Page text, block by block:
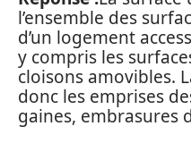
l’ensemble des
d’un logement
y compris les
cloisons amovibles.
donc les emprises
gaines, embrasures